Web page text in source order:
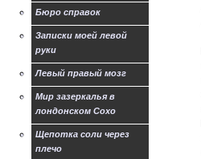
Бюро справок
Записки моей левой
руки
Левый правый мозг
Мир зазеркалья в
лондонском Сохо
Щепотка соли через
плечо